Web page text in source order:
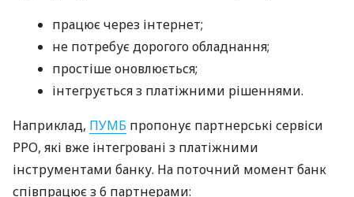
працює через інтернет;
не потребує дорогого обладнання;
простіше оновлюється;
інтегрується з платіжними рішеннями.
Наприклад, ПУМБ пропонує партнерські сервіси
РРО, які вже інтегровані з платіжними
інструментами банку. На поточний момент банк
співпрацює з 6 партнерами: